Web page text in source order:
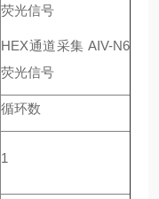
荧光信号
HEX通道采集 AIV-N6
荧光信号
循环数
1